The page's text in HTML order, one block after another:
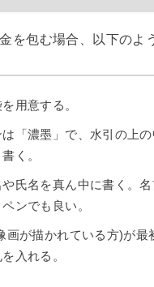
を包む場合、以下のよ
用意する。
「濃墨」で、水引の上
書く。
氏名を真ん中に書く。
ンでも良い。
画が描かれている方)が最
入れる。